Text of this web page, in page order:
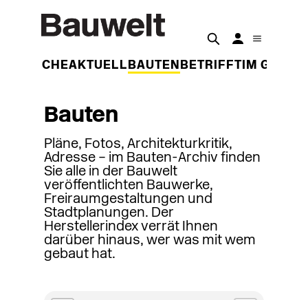
WOCHEAKTUELL BAUTEN BETRIFFT IM
Bauten
Pläne, Fotos, Architekturkritik,
Adresse – im Bauten-Archiv finden
Sie alle in der Bauwelt
veröffentlichten Bauwerke,
Freiraumgestaltungen und
Stadtplanungen. Der
Herstellerindex verrät Ihnen
darüber hinaus, wer was mit wem
gebaut hat.